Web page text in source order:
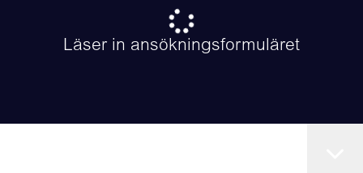
Läser in ansökningsformuläret